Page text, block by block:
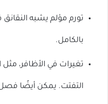
تورم مؤلم يشبه
بالكامل.
تغيرات في الأظافر،
التفتت. يمكن أيضًا